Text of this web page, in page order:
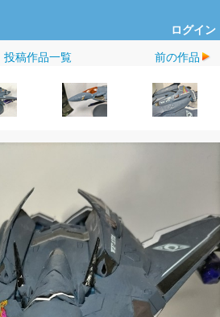
ログイン
投稿作品一覧 前の作品